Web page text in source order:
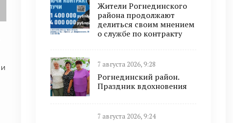
и
Жители Рогнединского
района продолжают
делиться своим мнением
о службе по контракту
7 августа 2026, 9:28
Рогнединский район.
Праздник вдохновения
7 августа 2026, 9:24